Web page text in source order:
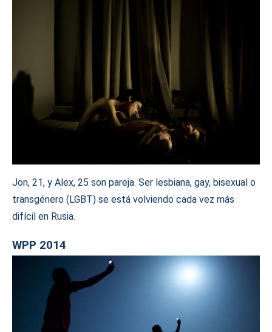
Jon, 21, y Alex, 25 son pareja. Ser lesbiana, gay, bisexual o
transgénero (LGBT) se está volviendo cada vez más
difícil en Rusia.
WPP 2014